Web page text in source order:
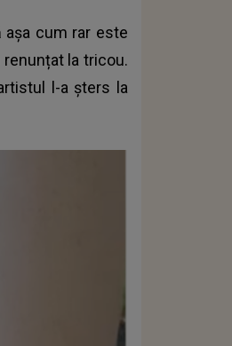
așa cum rar este
la tricou.
l-a șters la